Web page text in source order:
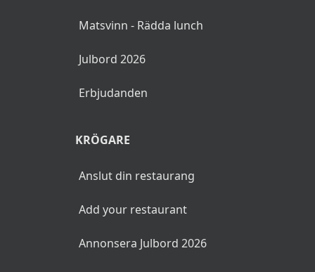
Matsvinn - Rädda lunch
Julbord 2026
Erbjudanden
KRÖGARE
Anslut din restaurang
Add your restaurant
Annonsera Julbord 2026